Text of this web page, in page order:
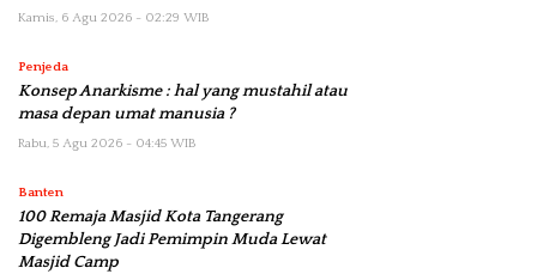
Kamis, 6 Agu 2026 - 02:29 WIB
Penjeda
Konsep Anarkisme : hal yang mustahil atau
masa depan umat manusia ?
Rabu, 5 Agu 2026 - 04:45 WIB
Banten
100 Remaja Masjid Kota Tangerang
Digembleng Jadi Pemimpin Muda Lewat
Masjid Camp